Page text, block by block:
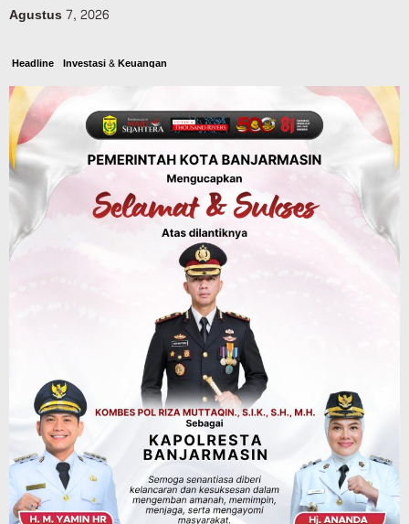
Agustus 7, 2026
Headline Investasi & Keuangan
KUA-PPAS 2027 Banjarbaru Defisit 170
Miliar, Pendapatan 1,2 Triliun Belanja
1,37 Triliun, Tutup Kekurangan dari
SiLPA
Agustus 7, 2026
Kalsel
Operasi Sikat Intan 2026 Berakhir, Polda
Kalsel Amankan Ribuan Miras Hingga
Pemerintahan Sosial & Keagamaan
Banjarmasin Pilot Project Perlinsos
Digital, Target 30 Persen IKD Masih
Jauh, Komisi II DPR Turun Tangan
Agustus 7, 2026